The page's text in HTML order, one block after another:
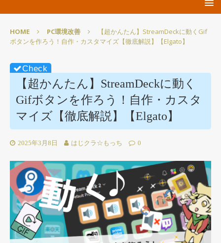
HOME PC環境改善
【超かんたん】StreamDeckに動くGif
ボタンを作ろう！自作・カスタマイズ【徹底解説】【Elgato】
【超かんたん】StreamDeckに動く
Gifボタンを作ろう！自作・カスタ
マイズ【徹底解説】【Elgato】
2025年3月8日 はじクラ☆もっち 0